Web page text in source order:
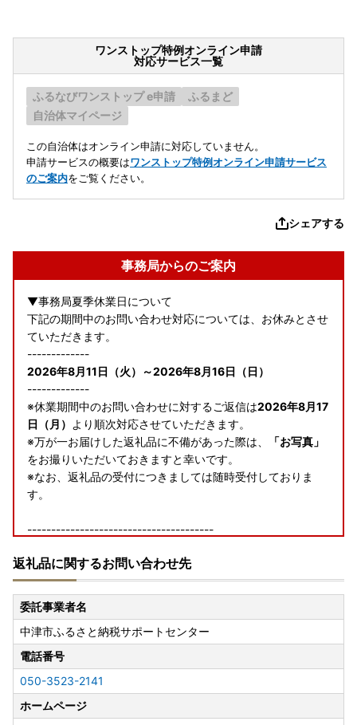
ワンストップ特例オンライン申請
対応サービス一覧
ふるなびワンストップ e申請
ふるまど
自治体マイページ
この自治体はオンライン申請に対応していません。
申請サービスの概要はワンストップ特例オンライン申請サービス
のご案内をご覧ください。
シェアする
事務局からのご案内
▼事務局夏季休業日について
下記の期間中のお問い合わせ対応については、お休みとさせ
ていただきます。
-------------
2026年8月11日（火）～2026年8月16日（日）
-------------
※休業期間中のお問い合わせに対するご返信は2026年8月17
日（月） より順次対応させていただきます。
※万が一お届けした返礼品に不備があった際は、
「お写真」
をお撮りいただいておきますと幸いです。
※なお、返礼品の受付につきましては随時受付しておりま
す。
---------------------------------------
【令和8年熊本地震の影響に伴う返礼品のお届けについて】
現在、熊本地震の影響により、各配送事業者でお荷物のお届
けに遅れが発生しており、交通規制や道路状況等の影響によ
り、返礼品のお届けが遅れる場合がございます。
配送状況の詳細は各社HPをご確認ください。
寄附者の皆様にはご不便、ご迷惑をおかけし誠に申し訳ござ
いませんが、何卒ご理解賜りますようお願い申し上げます。
返礼品に関するお問い合わせ先
委託事業者名
中津市ふるさと納税サポートセンター
電話番号
050-3523-2141
ホームページ